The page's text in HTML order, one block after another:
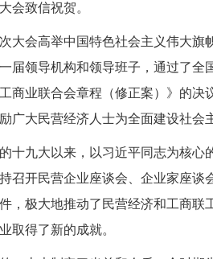
会致信祝贺。
会高举中国特色社会主义伟大旗帜
届领导机构和领导班子，通过了全
工商业联合会章程（修正案）》的
广大民营经济人士为全面建设社会
九大以来，以习近平同志为核心的
召开民营企业座谈会、企业家座
，极大地推动了民营经济和工商
取得了新的成就。